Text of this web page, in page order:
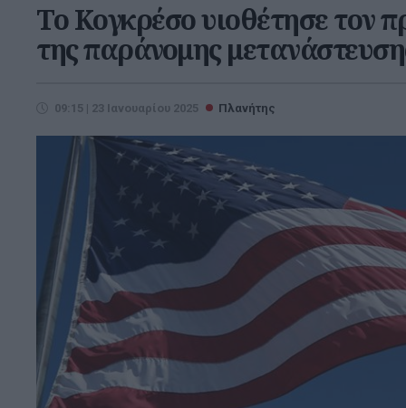
Το Κογκρέσο υιοθέτησε τον
της παράνομης
09:15 | 23 Ιανουαρίου 2025 Πλανήτης